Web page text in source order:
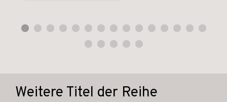
Weitere Titel der Reihe